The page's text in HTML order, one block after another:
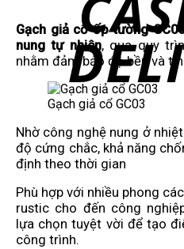
Gạch giả cổ ốp tường
nung tự nhiên, qua quy
nhằm đảm bảo độ bền và
Gạch giả cổ GC03
Nhờ công nghệ nung ở
độ cứng chắc, khả năng
định theo thời gian
Phù hợp với nhiều phong
rustic cho đến công
lựa chọn tuyệt vời để tạo
công trình.